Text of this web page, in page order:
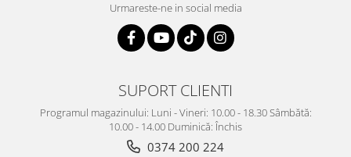
Urmareste-ne in social media
SUPORT CLIENTI
Programul magazinului: Luni - Vineri: 10.00 - 18.30 Sâmbătă:
10.00 - 14.00 Duminică: Închis
0374 200 224